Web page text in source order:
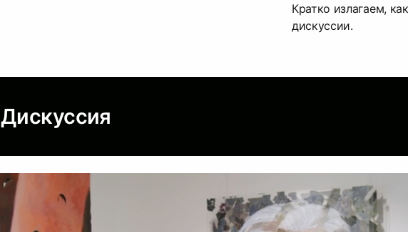
Кратко излагаем,
дискуссии.
Дискуссия